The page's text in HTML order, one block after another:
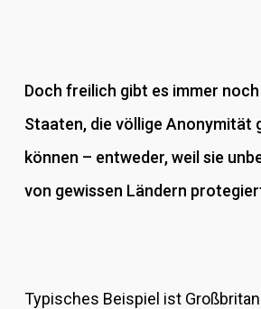
Doch freilich gibt es immer
Staaten, die völlige Anonymität
können – entweder, weil sie
von gewissen Ländern
Typisches Beispiel ist